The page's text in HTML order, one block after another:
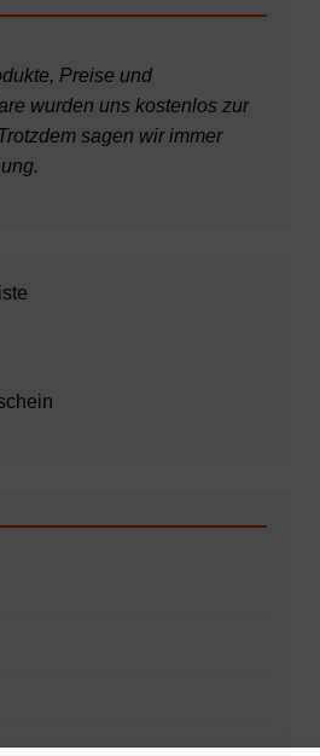
Preise und
wurden uns kostenlos zur
sagen wir immer